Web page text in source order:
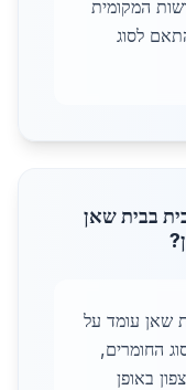
המקומית
לסוג
בבית שאן
שאן עומד על
החומרים,
באופן